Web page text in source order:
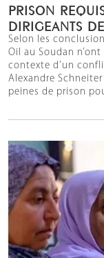
PRISON
DIRIGEANTS
Selon les
Oil au Soudan
contexte d’un
Alexandre
peines de prison